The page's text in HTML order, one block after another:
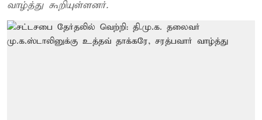
வாழ்த்து கூறியுள்ளனர்.